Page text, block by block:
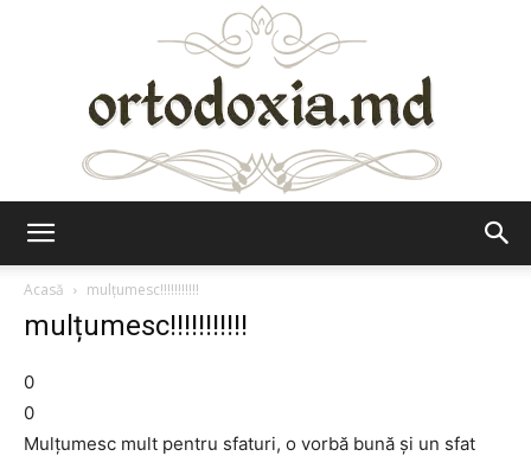
Acasă
mulțumesc!!!!!!!!!!!
mulțumesc!!!!!!!!!!!
0
0
Mulțumesc mult pentru sfaturi, o vorbă bună și un sfat